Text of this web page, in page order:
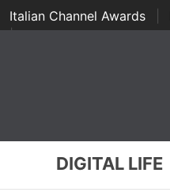
Italian Channel Awards
| ...
DIGITAL LIFE